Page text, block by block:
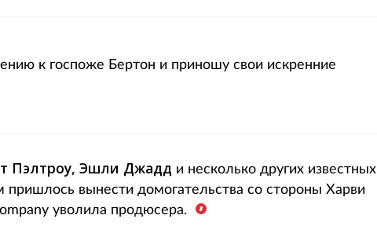
к госпоже Бертон и приношу свои искренние
Пэлтроу, Эшли Джадд и несколько других известных
пришлось вынести домогательства со стороны Харви
уволила продюсера.